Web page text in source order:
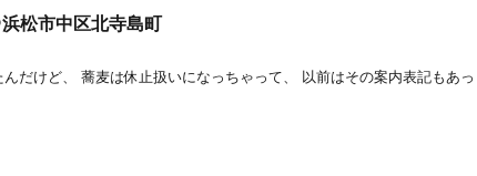
松市中区北寺島町
けど、 蕎麦は休止扱いになっちゃって、 以前はその案内表記もあっ